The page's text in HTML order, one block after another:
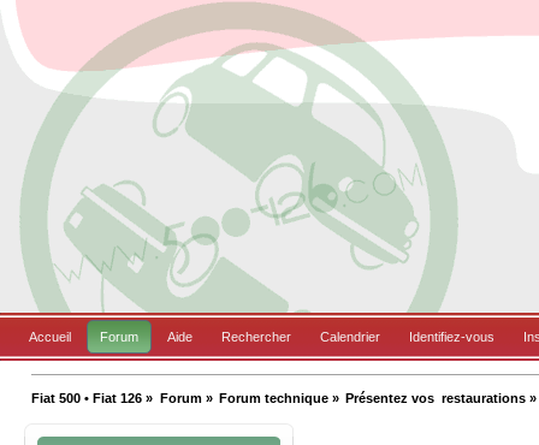
Accueil Forum Aide Rechercher Calendrier Identifiez-vous
Fiat 500 • Fiat 126 » Forum» Forum technique» Présentez vos  restaurations »